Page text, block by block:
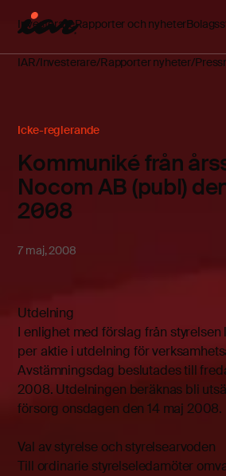
InvesterareRapporter och nyheter
IAR Investerare Rapporter nyheter
Icke-reglerande
Kommuniké från
Nocom AB (publ)
2008
7 maj, 2008
Utdelning
I enlighet med förslag från styrelsen
per aktie i utdelning för
Avstämningsdag beslutades till
2008. Utdelningen beräknas bli
försorg onsdagen den 14 maj 2008.
Val av styrelse och styrelsearvoden
Till ordinarie styrelseledamöter